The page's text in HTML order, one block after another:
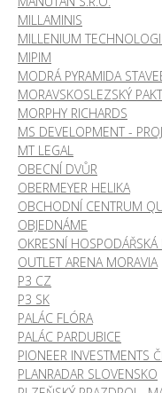
MILLAMINIS
MILLENIUM
MIPIM
MODRÁ PYRAMIDA
MORAVSKOSLEZSKÝ
MORPHY RICHARDS
MS DEVELOPMENT -
MT LEGAL
OBECNÍ DVŮR
OBERMEYER HELIKA
OBCHODNÍ CENTRUM
OBJEDNÁME
OKRESNÍ
OUTLET ARENA MORAVIA
P3 CZ
P3 SK
PALÁC FLÓRA
PALÁC PARDUBICE
PIONEER INVESTMENTS
PLANRADAR SLOVENSKO